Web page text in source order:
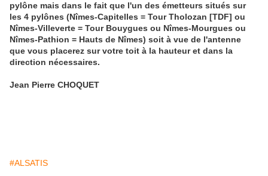
pylône mais dans le fait que l'un des émetteurs situés sur
les 4 pylônes (Nîmes-Capitelles = Tour Tholozan [TDF] ou
Nîmes-Villeverte = Tour Bouygues ou Nîmes-Mourgues ou
Nîmes-Pathion = Hauts de Nîmes) soit à vue de l'antenne
que vous placerez sur votre toit à la hauteur et dans la
direction nécessaires.
Jean Pierre CHOQUET
#ALSATIS